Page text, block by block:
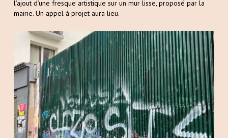
l’ajout d’une fresque artistique sur un mur lisse, proposé par la
mairie. Un appel à projet aura lieu.